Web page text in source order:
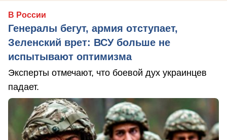
В России
Генералы бегут, армия отступает,
Зеленский врет: ВСУ больше не
испытывают оптимизма
Эксперты отмечают, что боевой дух украинцев
падает.